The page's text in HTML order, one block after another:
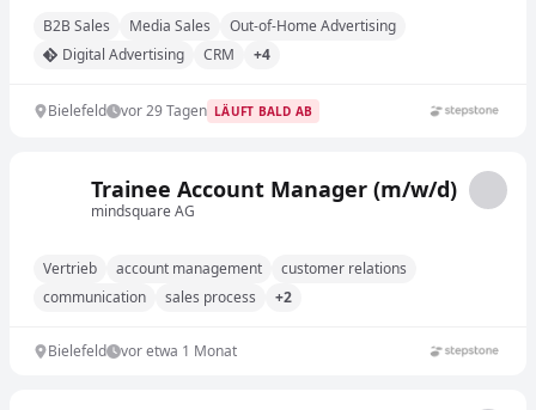
B2B Sales Media Sales
Out-of-Home Advertising
Digital Advertising
CRM +4
Bielefeld vor 29 Tagen LÄUFT BALD AB
Trainee Account Manager (m/w/d)
mindsquare AG
Vertrieb account management
customer relations
communication
sales process +2
Bielefeld vor etwa 1 Monat